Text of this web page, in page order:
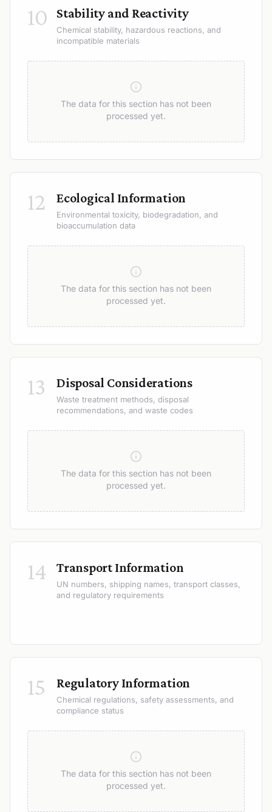
10 Stability and Reactivity
Chemical stability, hazardous reactions, and
incompatible materials
The data for this section has not been
processed yet.
12 Ecological Information
Environmental toxicity, biodegradation, and
bioaccumulation data
The data for this section has not been
processed yet.
13 Disposal Considerations
Waste treatment methods, disposal
recommendations, and waste codes
The data for this section has not been
processed yet.
14 Transport Information
UN numbers, shipping names, transport classes,
and regulatory requirements
15 Regulatory Information
Chemical regulations, safety assessments, and
compliance status
The data for this section has not been
processed yet.